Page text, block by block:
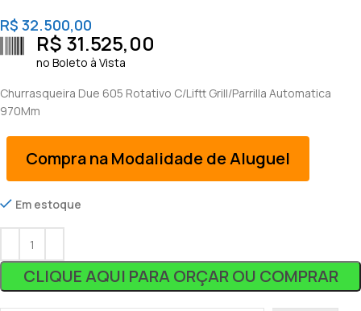
R$ 32.500,00
R$ 31.525,00
no Boleto à Vista
Churrasqueira Due 605 Rotativo C/Liftt Grill/Parrilla Automatica
970Mm
Compra na Modalidade de Aluguel
Em estoque
CLIQUE AQUI PARA ORÇAR OU COMPRAR